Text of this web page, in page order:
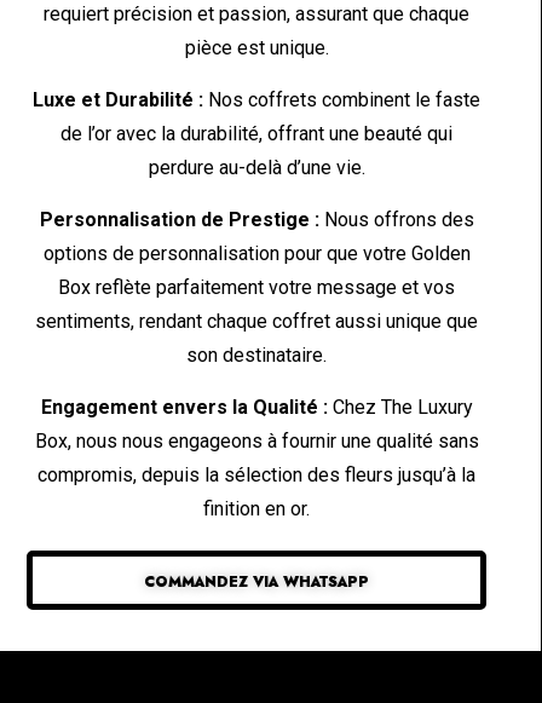
requiert précision et passion, assurant que chaque
pièce est unique.
Luxe et Durabilité : Nos coffrets combinent le faste
de l’or avec la durabilité, offrant une beauté qui
perdure au-delà d’une vie.
Personnalisation de Prestige :Nous offrons des
options de personnalisation pour que votre Golden
Box reflète parfaitement votre message et vos
sentiments, rendant chaque coffret aussi unique que
son destinataire.
Engagement envers la Qualité :Chez The Luxury
Box, nous nous engageons à fournir une qualité sans
compromis, depuis la sélection des fleurs jusqu’à la
finition en or.
COMMANDEZ VIA WHATSAPP